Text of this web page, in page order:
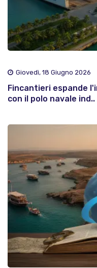
Giovedì, 18 Giugno 2026
Fincantieri espande
con il polo navale ind..